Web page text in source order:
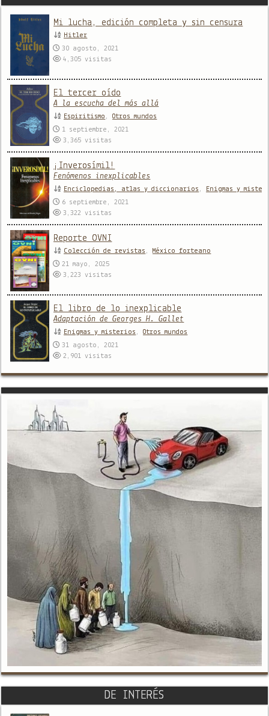
Mi lucha, edición completa y sin censura
Hitler
30 agosto, 2021
4,305visitas
El tercer oído
A la escucha del más allá
Espiritismo ,Otros mundos
1 septiembre, 2021
3,365visitas
¡Inverosímil!
Fenómenos inexplicables
Enciclopedias, atlas y diccionarios ,
Enigmas y
6 septiembre, 2021
3,322visitas
Reporte OVNI
Colección de revistas , México forteano
21 mayo, 2025
3,223visitas
El libro de lo inexplicable
Adaptación de Georges H. Gallet
Enigmas y misterios ,Otros mundos
31 agosto, 2021
2,901visitas
DE INTERÉS